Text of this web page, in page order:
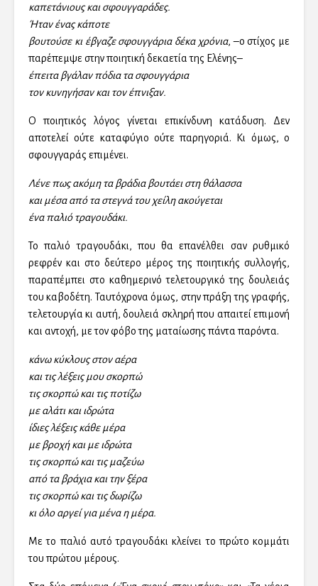
καπετάνιους και σφουγγαράδες.
Ήταν ένας κάποτε
βουτούσε κι έβγαζε σφουγγάρια δέκα χρόνια, –ο στίχος με
παρέπεμψε στην ποιητική δεκαετία της Ελένης–
έπειτα βγάλαν πόδια τα σφουγγάρια
τον κυνηγήσαν και τον έπνιξαν.
Ο ποιητικός λόγος γίνεται επικίνδυνη κατάδυση. Δεν
αποτελεί ούτε καταφύγιο ούτε παρηγοριά. Κι όμως, ο
σφουγγαράς επιμένει.
Λένε πως ακόμη τα βράδια βουτάει στη θάλασσα
και μέσα από τα στεγνά του χείλη ακούγεται
ένα παλιό τραγουδάκι.
Το παλιό τραγουδάκι, που θα επανέλθει σαν ρυθμικό
ρεφρέν και στο δεύτερο μέρος της ποιητικής συλλογής,
παραπέμπει στο καθημερινό τελετουργικό της δουλειάς
του καβοδέτη. Ταυτόχρονα όμως, στην πράξη της γραφής,
τελετουργία κι αυτή, δουλειά σκληρή που απαιτεί επιμονή
και αντοχή, με τον φόβο της ματαίωσης πάντα παρόντα.
κάνω κύκλους στον αέρα
και τις λέξεις μου σκορπώ
τις σκορπώ και τις ποτίζω
με αλάτι και ιδρώτα
ίδιες λέξεις κάθε μέρα
με βροχή και με ιδρώτα
τις σκορπώ και τις μαζεύω
από τα βράχια και την ξέρα
τις σκορπώ και τις δωρίζω
κι όλο αργεί για μένα η μέρα.
Με το παλιό αυτό τραγουδάκι κλείνει το πρώτο κομμάτι
του πρώτου μέρους.